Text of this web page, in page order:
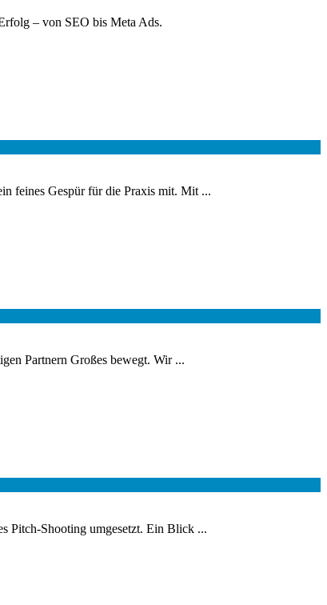
– von SEO bis Meta Ads.
feines Gespür für die Praxis mit. Mit ...
Partnern Großes bewegt. Wir ...
Pitch-Shooting umgesetzt. Ein Blick ...